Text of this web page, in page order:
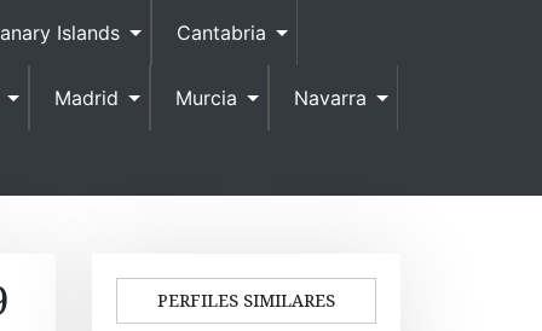
Islands Cantabria
Madrid Murcia Navarra
PERFILES SIMILARES